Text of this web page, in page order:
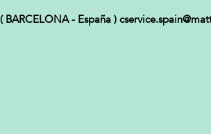
- España )